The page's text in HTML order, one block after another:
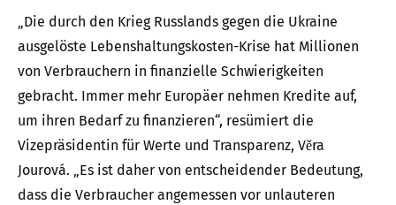
„Die durch den Krieg Russlands gegen die Ukraine
ausgelöste Lebenshaltungskosten-Krise hat Millionen
von Verbrauchern in finanzielle Schwierigkeiten
gebracht. Immer mehr Europäer nehmen Kredite auf,
um ihren Bedarf zu finanzieren“, resümiert die
Vizepräsidentin für Werte und Transparenz, Věra
Jourová. „Es ist daher von entscheidender Bedeutung,
dass die Verbraucher angemessen vor unlauteren